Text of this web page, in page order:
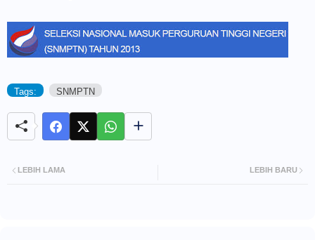
Tags: SNMPTN
LEBIH BARU
LEBIH LAMA